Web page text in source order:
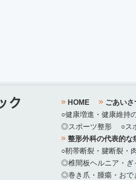
HOME
ごあいさ
○健康増進・健康維持
◎スポーツ整形
○ス
整形外科の代表的な
○靭帯断裂・腱断裂・
◎椎間板ヘルニア・ぎ
◎巻き爪・腫瘍・おで